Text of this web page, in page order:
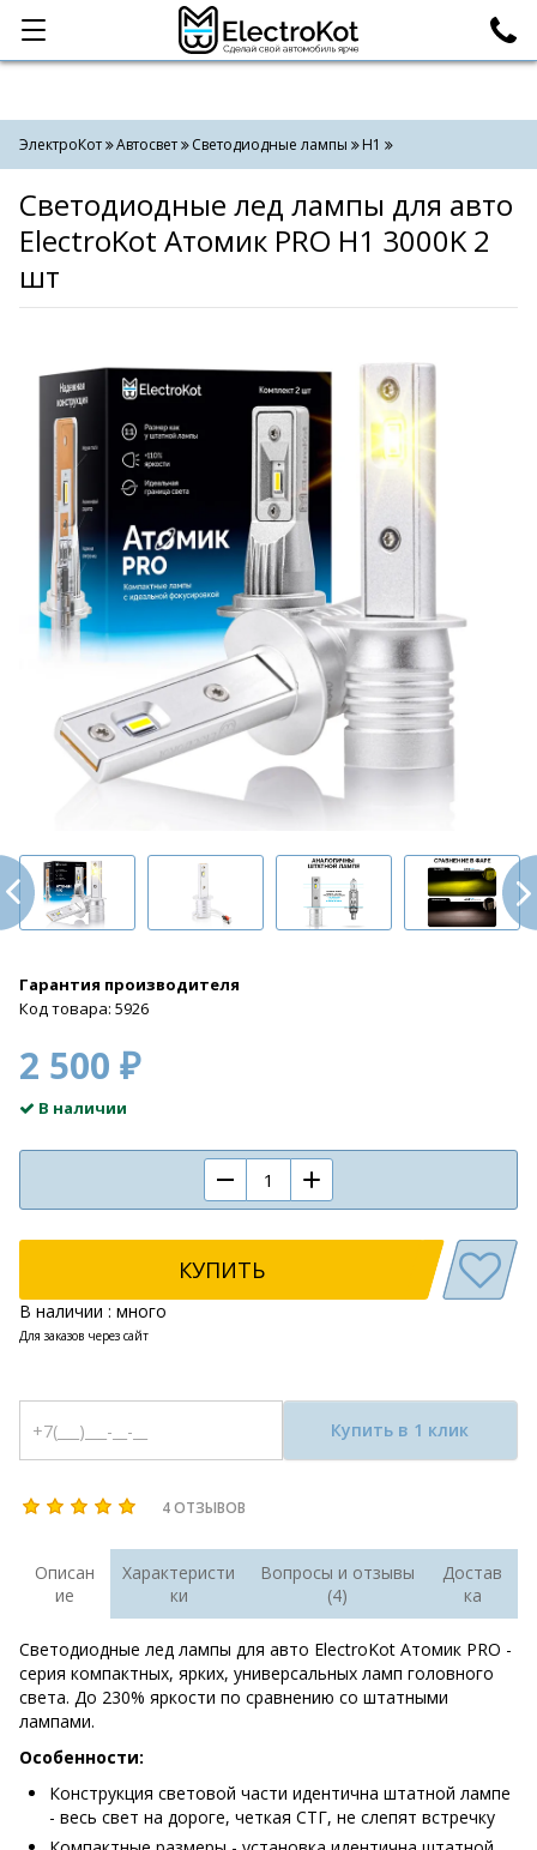
Категории Поиск
ЭлектроКот Автосвет Светодиодные лампы H1
Светодиодные лед лампы для авто
ElectroKot Атомик PRO H1 3000K 2
шт
Гарантия производителя
Код товара: 5926
2 500 ₽
В наличии
КУПИТЬ
В наличии : много
Для заказов через сайт
Купить в 1 клик
4 ОТЗЫВОВ
Описан
ие
Характеристи
ки
Вопросы и отзывы
(4)
Достав
ка
Светодиодные лед лампы для авто ElectroKot Атомик PRO -
серия компактных, ярких, универсальных ламп головного
света. До 230% яркости по сравнению со штатными
лампами.
Особенности:
Конструкция световой части идентична штатной лампе
- весь свет на дороге, четкая СТГ, не слепят встречку